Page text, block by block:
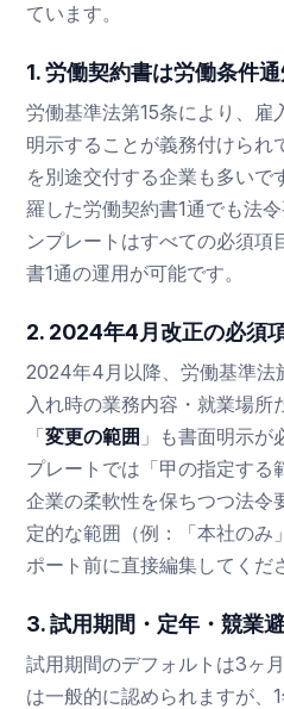
ています。
1. 労働契約書は労働条件
労働基準法第15条により、雇
明示することが義務付けられ
を別途交付する企業も多いで
羅した労働契約書1通でも法
ンプレートはすべての必須項
書1通の運用が可能です。
2. 2024年4月改正の必須
2024年4月以降、労働基準法
入れ時の業務内容・就業場所
「変更の範囲 」も書面明示
プレートでは「甲の指定する
企業の柔軟性を保ちつつ法令
定的な範囲（例：「本社のみ
ポート前に直接編集してくだ
3. 試用期間・定年・競業
試用期間のデフォルトは3ヶ
は一般的に認められますが、